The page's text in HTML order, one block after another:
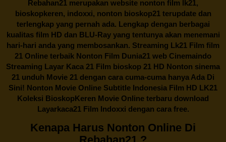
Rebahan21 merupakan website nonton film lk21,
bioskopkeren, indoxxi, nonton bioskop21 terupdate dan
terlengkap yang pernah ada. Lengkap dengan berbagai
kualitas film HD dan BLU-Ray yang tentunya akan menemani
hari-hari anda yang membosankan. Streaming Lk21 Film film
21 Online terbaik Nonton Film Dunia21 web Cinemaindo
Streaming Layar Kaca 21 Film bioskop 21 HD Nonton sinema
21 unduh Movie 21 dengan cara cuma-cuma hanya Ada Di
Sini! Nonton Movie Online Subtitle Indonesia Film HD LK21
Koleksi BioskopKeren Movie Online terbaru download
Layarkaca21 Film Indoxxi dengan cara free.
Kenapa Harus Nonton Online Di